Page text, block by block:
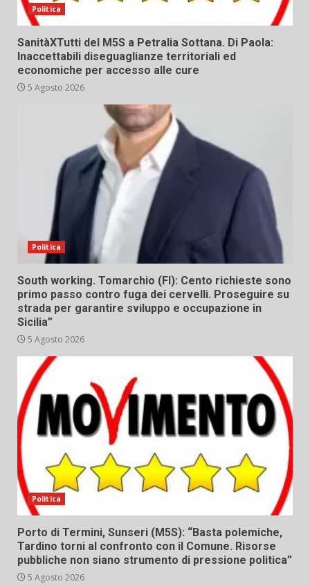
Politica
SanitàXTutti del M5S a Petralia Sottana. Di Paola:
Inaccettabili diseguaglianze territoriali ed
economiche per accesso alle cure
5 Agosto 2026
Politica
South working. Tomarchio (FI): Cento richieste sono
primo passo contro fuga dei cervelli. Proseguire su
strada per garantire sviluppo e occupazione in
Sicilia”
5 Agosto 2026
Politica
Porto di Termini, Sunseri (M5S): “Basta polemiche,
Tardino torni al confronto con il Comune. Risorse
pubbliche non siano strumento di pressione politica”
5 Agosto 2026